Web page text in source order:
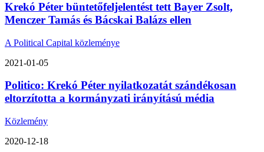
Krekó Péter büntetőfeljelentést tett Bayer Zsolt,
Menczer Tamás és Bácskai Balázs ellen
A Political Capital közleménye
2021-01-05
Politico: Krekó Péter nyilatkozatát szándékosan
eltorzította a kormányzati irányítású média
Közlemény
2020-12-18